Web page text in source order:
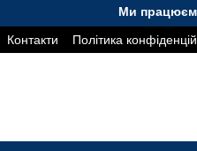
Ми працюємо. Все
Контакти Політика